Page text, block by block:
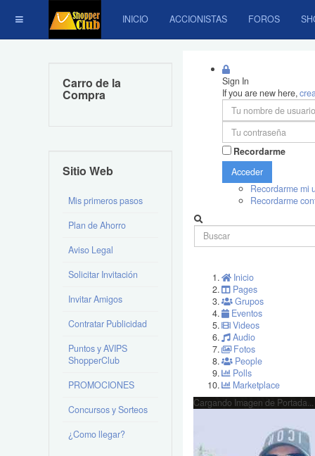
INICIO ACCIONISTAS FOROS
Sign In
If you are new here,
Recordarme
Acceder
Recordarme mi
Recordarme
Inicio
Pages
Grupos
Eventos
Videos
Audio
Fotos
People
Polls
Marketplace
Cargando Imagen de Portada...
Carro de la
Compra
Sitio Web
Mis primeros pasos
Plan de Ahorro
Aviso Legal
Solicitar Invitación
Invitar Amigos
Contratar Publicidad
Puntos y AVIPS
ShopperClub
PROMOCIONES
Concursos y Sorteos
¿Como llegar?